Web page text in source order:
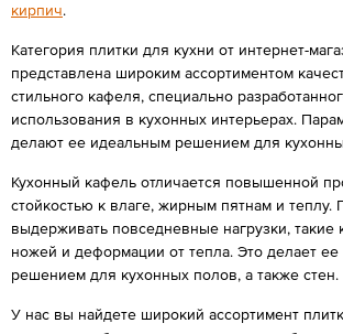
кирпич.
Категория плитки для кухни от интернет-
представлена широким ассортиментом
стильного кафеля, специально
использования в кухонных интерьерах.
делают ее идеальным решением для
Кухонный кафель отличается повышенной
стойкостью к влаге, жирным пятнам и теплу.
выдерживать повседневные нагрузки, такие
ножей и деформации от тепла. Это делает
решением для кухонных полов, а также стен.
У нас вы найдете широкий ассортимент